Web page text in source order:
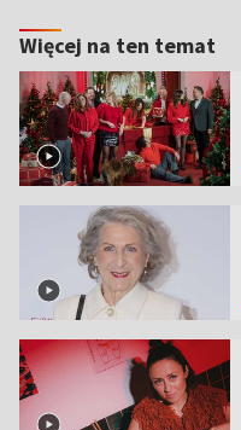
Więcej na ten temat